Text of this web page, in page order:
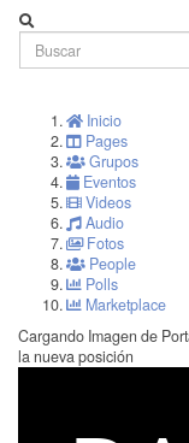
Inicio
Pages
Grupos
Eventos
Videos
Audio
Fotos
People
Polls
Marketplace
Cargando Imagen de
la nueva posición